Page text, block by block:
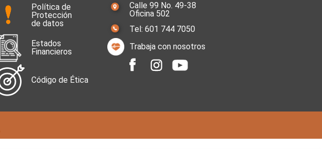
Política de
Protección
de datos
Estados
Financieros
Código de Ética
Calle 99 No. 49-38
Oficina 502
Tel: 601 744 7050
Trabaja con nosotros